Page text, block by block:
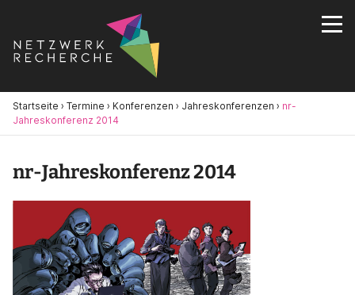
Startseite › Termine › Konferenzen › Jahreskonferenzen › nr-
Jahreskonferenz 2014
nr-Jahreskonferenz 2014